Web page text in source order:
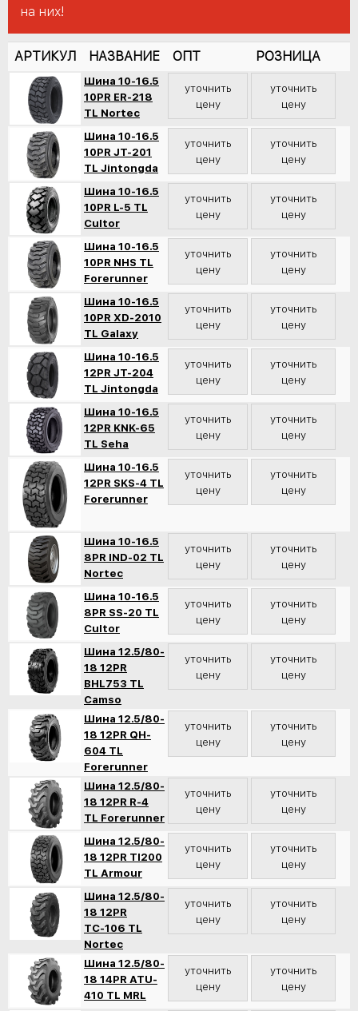
на них!
АРТИКУЛ НАЗВАНИЕ ОПТ РОЗНИЦА
Шина 10-16.5
10PR ER-218
TL Nortec
уточнить
цену
уточнить
цену
Шина 10-16.5
10PR JT-201
TL Jintongda
уточнить
цену
уточнить
цену
Шина 10-16.5
10PR L-5 TL
Cultor
уточнить
цену
уточнить
цену
Шина 10-16.5
10PR NHS TL
Forerunner
уточнить
цену
уточнить
цену
Шина 10-16.5
10PR XD-2010
TL Galaxy
уточнить
цену
уточнить
цену
Шина 10-16.5
12PR JT-204
TL Jintongda
уточнить
цену
уточнить
цену
Шина 10-16.5
12PR KNK-65
TL Seha
уточнить
цену
уточнить
цену
Шина 10-16.5
12PR SKS-4 TL
Forerunner
уточнить
цену
уточнить
цену
Шина 10-16.5
8PR IND-02 TL
Nortec
уточнить
цену
уточнить
цену
Шина 10-16.5
8PR SS-20 TL
Cultor
уточнить
цену
уточнить
цену
Шина 12.5/80-
18 12PR
BHL753 TL
Camso
уточнить
цену
уточнить
цену
Шина 12.5/80-
18 12PR QH-
604 TL
Forerunner
уточнить
цену
уточнить
цену
Шина 12.5/80-
18 12PR R-4
TL Forerunner
уточнить
цену
уточнить
цену
Шина 12.5/80-
18 12PR TI200
TL Armour
уточнить
цену
уточнить
цену
Шина 12.5/80-
18 12PR
ТС-106 TL
Nortec
уточнить
цену
уточнить
цену
Шина 12.5/80-
18 14PR ATU-
410 TL MRL
уточнить
цену
уточнить
цену